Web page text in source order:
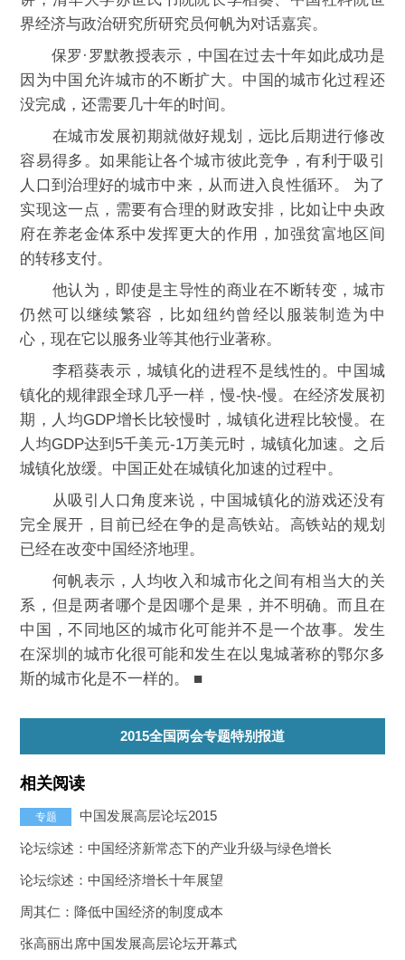
界经济与政治研究所研究员何帆为对话嘉宾。
保罗·罗默教授表示，中国在过去十年如此成功是
因为中国允许城市的不断扩大。中国的城市化过程还
没完成，还需要几十年的时间。
在城市发展初期就做好规划，远比后期进行修改
容易得多。如果能让各个城市彼此竞争，有利于吸引
人口到治理好的城市中来，从而进入良性循环。 为了
实现这一点，需要有合理的财政安排，比如让中央政
府在养老金体系中发挥更大的作用，加强贫富地区间
的转移支付。
他认为，即使是主导性的商业在不断转变，城市
仍然可以继续繁容，比如纽约曾经以服装制造为中
心，现在它以服务业等其他行业著称。
李稻葵表示，城镇化的进程不是线性的。中国城
镇化的规律跟全球几乎一样，慢-快-慢。在经济发展初
期，人均GDP增长比较慢时，城镇化进程比较慢。在
人均GDP达到5千美元-1万美元时，城镇化加速。之后
城镇化放缓。中国正处在城镇化加速的过程中。
从吸引人口角度来说，中国城镇化的游戏还没有
完全展开，目前已经在争的是高铁站。高铁站的规划
已经在改变中国经济地理。
何帆表示，人均收入和城市化之间有相当大的关
系，但是两者哪个是因哪个是果，并不明确。而且在
中国，不同地区的城市化可能并不是一个故事。发生
在深圳的城市化很可能和发生在以鬼城著称的鄂尔多
斯的城市化是不一样的。 ■
2015全国两会专题特别报道
相关阅读
专题 中国发展高层论坛2015
论坛综述：中国经济新常态下的产业升级与绿色增长
论坛综述：中国经济增长十年展望
周其仁：降低中国经济的制度成本
张高丽出席中国发展高层论坛开幕式